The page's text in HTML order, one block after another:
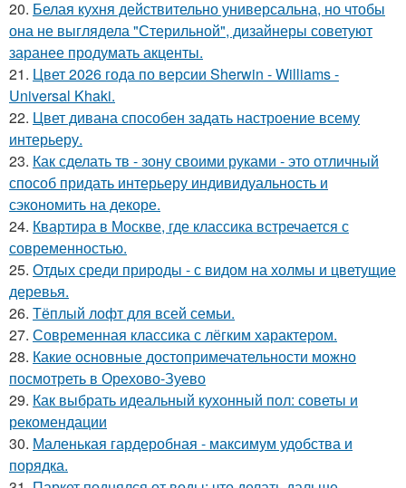
20. Белая кухня действительно универсальна, но чтобы
она не выглядела "Стерильной", дизайнеры советуют
заранее продумать акценты.
21. Цвет 2026 года по версии Sherwin - Williams -
Universal Khaki.
22. Цвет дивана способен задать настроение всему
интерьеру.
23. Как сделать тв - зону своими руками - это отличный
способ придать интерьеру индивидуальность и
сэкономить на декоре.
24. Квартира в Москве, где классика встречается с
современностью.
25. Отдых среди природы - с видом на холмы и цветущие
деревья.
26. Тёплый лофт для всей семьи.
27. Современная классика с лёгким характером.
28. Какие основные достопримечательности можно
посмотреть в Орехово-Зуево
29. Как выбрать идеальный кухонный пол: советы и
рекомендации
30. Маленькая гардеробная - максимум удобства и
порядка.